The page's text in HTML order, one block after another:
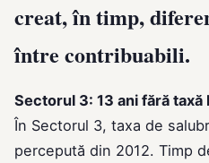
creat, în timp,
între contribuabili.
Sectorul 3: 13 ani fără taxă
În Sectorul 3, taxa de
percepută din 2012. Timp